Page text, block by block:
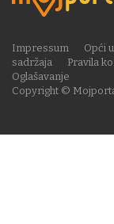
Copyright ©
Impressum Opći
sadržaja
Pravila
Oglašavanje